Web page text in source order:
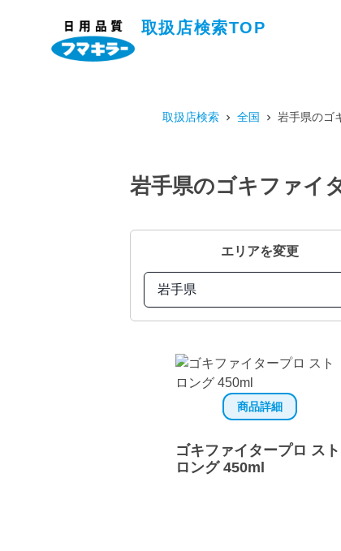
取扱店検索TOP
取扱店検索 全国 岩手県のゴ
岩手県のゴキファイ
エリアを変更
岩手県
商品詳細
ゴキファイタープロ スト
ロング 450ml